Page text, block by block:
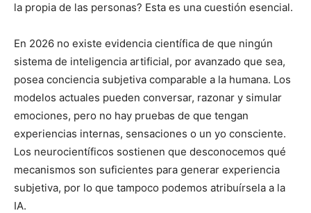
la propia de las personas? Esta es una cuestión esencial.
En 2026 no existe evidencia científica de que ningún
sistema de inteligencia artificial, por avanzado que sea,
posea conciencia subjetiva comparable a la humana. Los
modelos actuales pueden conversar, razonar y simular
emociones, pero no hay pruebas de que tengan
experiencias internas, sensaciones o un yo consciente.
Los neurocientíficos sostienen que desconocemos qué
mecanismos son suficientes para generar experiencia
subjetiva, por lo que tampoco podemos atribuírsela a la
IA.